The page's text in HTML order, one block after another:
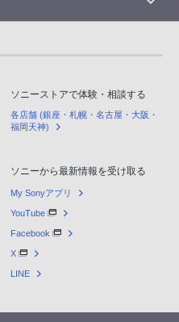
ソニーストアで体験・相談する
各店舗 (銀座・札幌・名古屋・大阪・
福岡天神)
ソニーから最新情報を受け取る
My Sonyアプリ
YouTube
Facebook
X
LINE